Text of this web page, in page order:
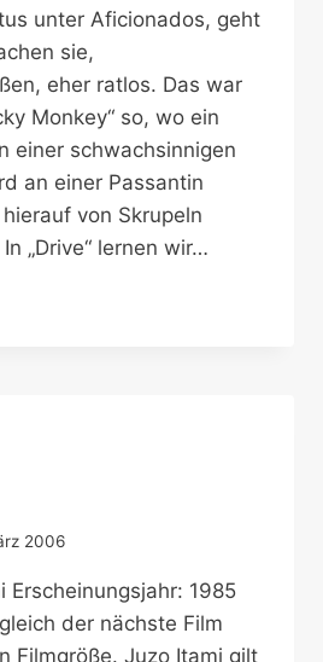
unter Aficionados, geht
sie,
eher ratlos. Das war
Monkey“ so, wo ein
einer schwachsinnigen
an einer Passantin
von Skrupeln
„Drive“ lernen wir…
2006
Erscheinungsjahr: 1985
der nächste Film
Filmgröße. Juzo Itami gilt